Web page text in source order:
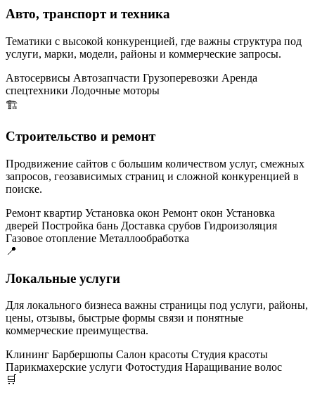
Авто, транспорт и техника
Тематики с высокой конкуренцией, где важны структура под
услуги, марки, модели, районы и коммерческие запросы.
Автосервисы Автозапчасти Грузоперевозки Аренда
спецтехники Лодочные моторы
🏗️
Строительство и ремонт
Продвижение сайтов с большим количеством услуг, смежных
запросов, геозависимых страниц и сложной конкуренцией в
поиске.
Ремонт квартир Установка окон Ремонт окон Установка
дверей Постройка бань Доставка срубов Гидроизоляция
Газовое отопление Металлообработка
📍
Локальные услуги
Для локального бизнеса важны страницы под услуги, районы,
цены, отзывы, быстрые формы связи и понятные
коммерческие преимущества.
Клининг Барбершопы Салон красоты Студия красоты
Парикмахерские услуги Фотостудия Наращивание волос
🛒